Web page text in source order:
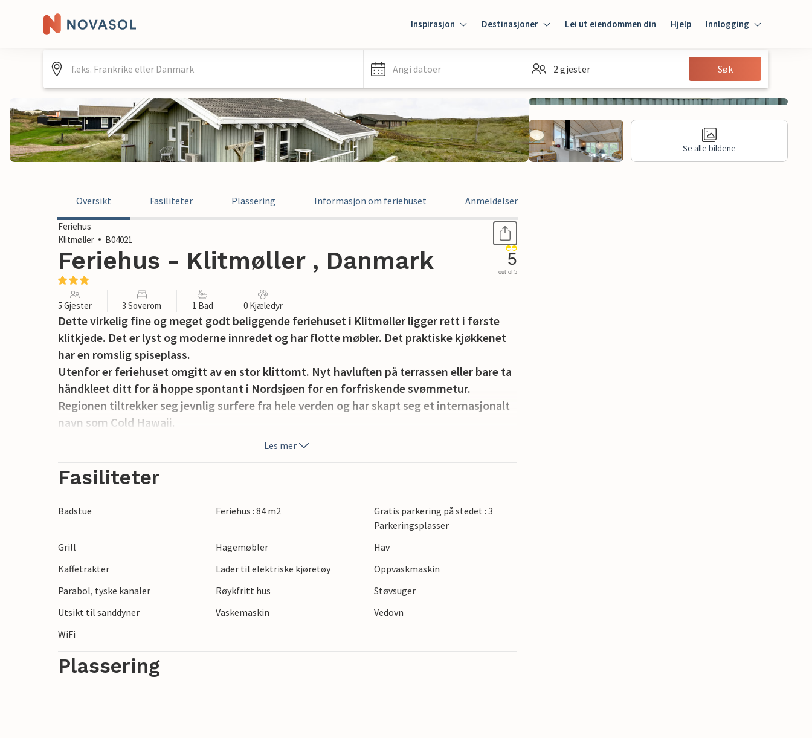
Inspirasjon Destinasjoner Lei ut eiendommen din Hjelp Innlogging
Innlogging
Gjest
Angi datoer 2 gjester Søk
Se alle bildene
Oversikt Fasiliteter Plassering Informasjon om feriehuset Anmeldelser
Feriehus
Klitmøller
B04021
Feriehus - Klitmøller , Danmark 5
out of 5
5 Gjester 3 Soverom 1 Bad 0 Kjæledyr
Dette virkelig fine og meget godt beliggende feriehuset i Klitmøller ligger rett i første
klitkjede. Det er lyst og moderne innredet og har flotte møbler. Det praktiske kjøkkenet
har en romslig spiseplass.
Utenfor er feriehuset omgitt av en stor klittomt. Nyt havluften på terrassen eller bare ta
håndkleet ditt for å hoppe spontant i Nordsjøen for en forfriskende svømmetur.
Regionen tiltrekker seg jevnlig surfere fra hele verden og har skapt seg et internasjonalt
navn som Cold Hawaii.
Herfra kan du også ta turer til småbyene i området, blant annet Thisted.
Les mer
Fasiliteter
Badstue Feriehus : 84 m2
Gratis parkering på stedet : 3
Parkeringsplasser
Grill
Hagemøbler
Hav
Kaffetrakter
Lader til elektriske kjøretøy
Oppvaskmaskin
Parabol, tyske kanaler
Røykfritt hus
Støvsuger
Utsikt til sanddyner
Vaskemaskin
Vedovn
WiFi
Plassering